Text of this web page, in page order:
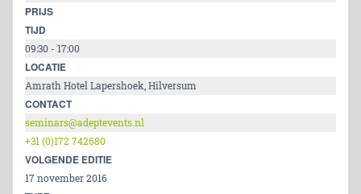
PRIJS
TIJD
09:30 - 17:00
LOCATIE
Amrath Hotel Lapershoek, Hilversum
CONTACT
seminars@adeptevents.nl
+31 (0)172 742680
VOLGENDE EDITIE
17 november 2016